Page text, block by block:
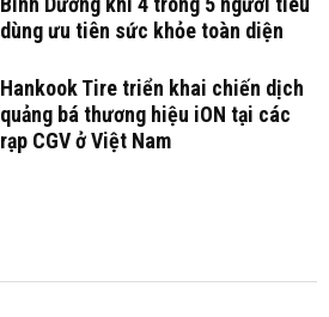
dùng ưu tiên sức khỏe toàn diện
Hankook Tire triển khai chiến dịch
quảng bá thương hiệu iON tại các
rạp CGV ở Việt Nam